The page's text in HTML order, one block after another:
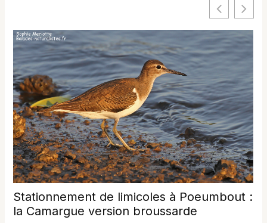
Stationnement de limicoles à Poeumbout :
la Camargue version broussarde